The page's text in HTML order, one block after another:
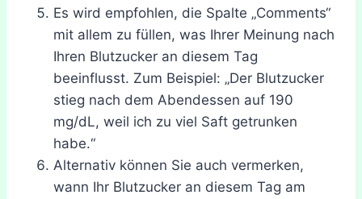
Es wird empfohlen, die Spalte „Comments“
mit allem zu füllen, was Ihrer Meinung nach
Ihren Blutzucker an diesem Tag
beeinflusst. Zum Beispiel: „Der Blutzucker
stieg nach dem Abendessen auf 190
mg/dL, weil ich zu viel Saft getrunken
habe.“
Alternativ können Sie auch vermerken,
wann Ihr Blutzucker an diesem Tag am